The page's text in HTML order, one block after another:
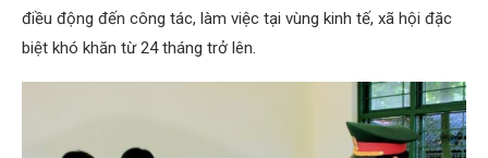
điều động đến công tác, làm việc tại vùng kinh tế, xã hội đặc
biệt khó khăn từ 24 tháng trở lên.